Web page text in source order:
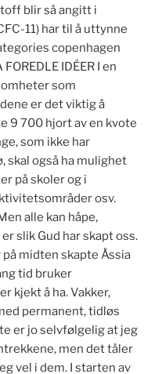
blir så angitt i
11) har til å uttynne
copenhagen
IDÉER I en
som
er det viktig å
9 700 hjort av en kvote
som ikke har
skal også ha mulighet
på skoler og i
osv.
alle kan håpe,
slik Gud har skapt oss.
midten skapte Åssia
tid bruker
kjekt å ha. Vakker,
permanent, tidløs
er jo selvfølgelig at jeg
men det tåler
vel i dem. I starten av